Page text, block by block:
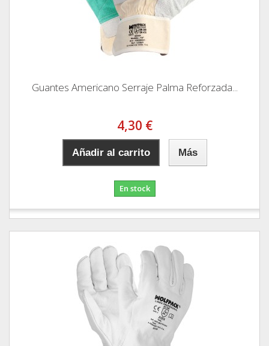
Guantes Americano Serraje Palma Reforzada...
4,30 €
Añadir al carrito Más
En stock